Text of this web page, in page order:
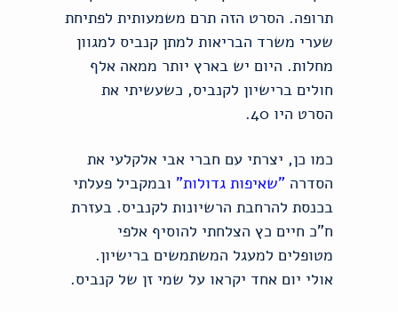
תרופה. הסרט הזה תרם משמעותית לפתיחת
שערי משרד הבריאות למתן קנביס למגוון
מחלות. היום יש בארץ יותר ממאה אלף
חולים ברישיון לקנביס, כשעשיתי את
הסרט היו 40.
כמו כן, יצרתי עם חברי אבי אלקלעי את
הסדרה "שאיפות גדולות" ובמקביל פעלתי
בכנסת להרחבת הרשיונות לקנביס. בעזרת
ח"כ חיים כץ הצלחתי להוסיף אלפי
מטופלים למעגל המשתמשים ברישיון.
אולי יום אחד יקראו על שמי זן של קנביס.